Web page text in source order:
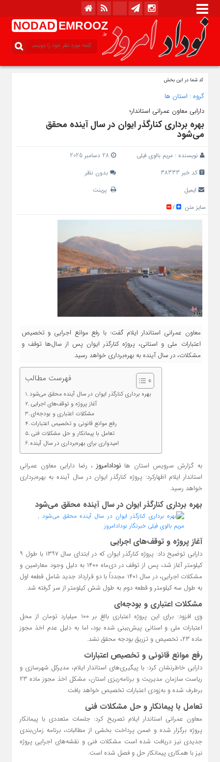
NODAD EMROOZ
.ir
کد شما در این بخش
گروه : استان ها
دارابی معاون عمرانی استاندار؛
بهره‌ برداری کنارگذر ایوان در سال آینده محقق
می‌شود
نویسنده : مریم بالوی فیلی
کد خبر 38333
بدون نظر
ایمیل
پرینت
سایز متن
/
معاون عمرانی استاندار ایلام گفت: با رفع موانع اجرایی و تخصیص
اعتبارات ملی و استانی، پروژه کنارگذر ایوان پس از سال‌ها توقف و
مشکلات، در سال آینده به بهره‌برداری خواهد رسید.
فهرست مطالب
بهره‌ برداری کنارگذر ایوان در سال آینده محقق می‌شود
آغاز پروژه و توقف‌های اجرایی
مشکلات اعتباری و بودجه‌ای
رفع موانع قانونی و تخصیص اعتبارات
تعامل با پیمانکار و حل مشکلات فنی
امیدواری برای بهره‌برداری در سال آینده
به گزارش سرویس استان ها نودادامروز، رضا دارابی معاون عمرانی
استاندار ایلام اظهارکرد: پروژه کنارگذر ایوان در سال آینده به بهره‌برداری
خواهد رسید.
بهره‌ برداری کنارگذر ایوان در سال آینده محقق می‌شود
آغاز پروژه و توقف‌های اجرایی
دارابی توضیح داد: پروژه کنارگذر ایوان که در ابتدای سال ۱۳۹۷ با طول ۹
کیلومتر آغاز شد، پس از توقف در دی‌ماه ۱۴۰۰ به دلیل وجود معارضین و
مشکلات اجرایی، در سال ۱۴۰۱ مجدداً با دو قرارداد جدید شامل قطعه اول
به طول سه کیلومتر و قطعه دوم به طول شش کیلومتر از سر گرفته شد.
مشکلات اعتباری و بودجه‌ای
وی افزود: برای این پروژه اعتباری بالغ بر ۱۰۰ میلیارد تومان از محل
اعتبارات ملی و استانی پیش‌بینی شده بود، اما به دلیل عدم اخذ مجوز
ماده ۲۳، تخصیص و تزریق بودجه محقق نشد.
رفع موانع قانونی و تخصیص اعتبارات
دارابی خاطرنشان کرد: با پیگیری‌های استاندار ایلام، مدیرکل شهرسازی و
ریاست سازمان مدیریت و برنامه‌ریزی استان، مشکل اخذ مجوز ماده ۲۳
برطرف شده و به‌زودی اعتبارات تخصیص خواهد یافت.
تعامل با پیمانکار و حل مشکلات فنی
معاون عمرانی استاندار ایلام تصریح کرد: جلسات متعددی با پیمانکار
پروژه برگزار شده و ضمن پرداخت بخشی از مطالبات، برنامه زمان‌بندی
جدیدی نیز دریافت شده است مشکلات فنی و نقشه‌های اجرایی پروژه
نیز با همکاری پیمانکار حل و فصل شده است.